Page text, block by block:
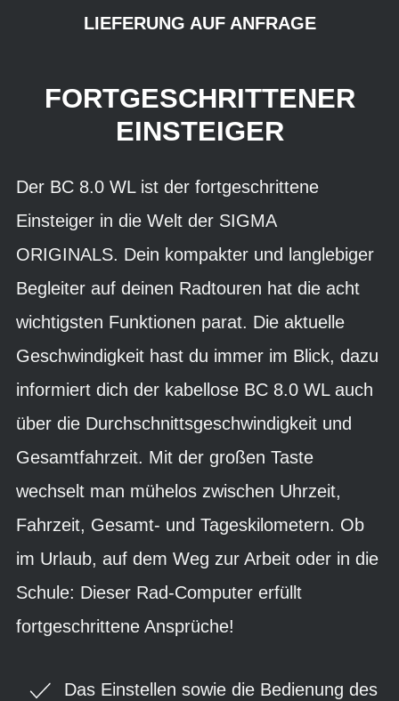
LIEFERUNG AUF ANFRAGE
FORTGESCHRITTENER
EINSTEIGER
Der BC 8.0 WL ist der fortgeschrittene
Einsteiger in die Welt der SIGMA
ORIGINALS. Dein kompakter und langlebiger
Begleiter auf deinen Radtouren hat die acht
wichtigsten Funktionen parat. Die aktuelle
Geschwindigkeit hast du immer im Blick, dazu
informiert dich der kabellose BC 8.0 WL auch
über die Durchschnittsgeschwindigkeit und
Gesamtfahrzeit. Mit der großen Taste
wechselt man mühelos zwischen Uhrzeit,
Fahrzeit, Gesamt- und Tageskilometern. Ob
im Urlaub, auf dem Weg zur Arbeit oder in die
Schule: Dieser Rad-Computer erfüllt
fortgeschrittene Ansprüche!
Das Einstellen sowie die Bedienung des